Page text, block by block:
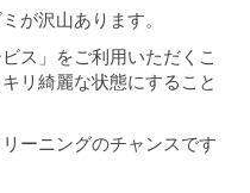
が沢山あります。
ス」をご利用いただくこ
リ綺麗な状態にすること
ーニングのチャンスです